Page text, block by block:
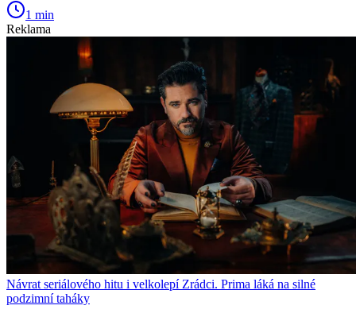
1 min
Reklama
Návrat seriálového hitu i velkolepí Zrádci. Prima láká na silné
podzimní taháky